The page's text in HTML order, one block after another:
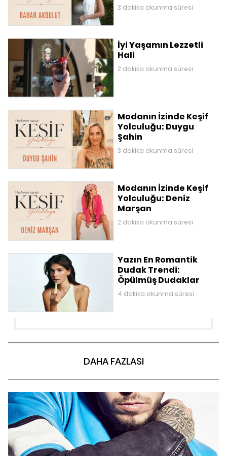
3 dakika okunma süresi
İyi Yaşamın Lezzetli
Hali
2 dakika okunma süresi
Modanın İzinde Keşif
Yolculuğu: Duygu
Şahin
3 dakika okunma süresi
Modanın İzinde Keşif
Yolculuğu: Deniz
Marşan
2 dakika okunma süresi
Yazın En Romantik
Dudak Trendi:
Öpülmüş Dudaklar
4 dakika okunma süresi
DAHA FAZLASI